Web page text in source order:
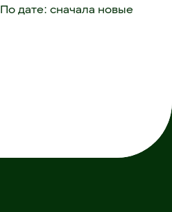
По дате: сначала новые